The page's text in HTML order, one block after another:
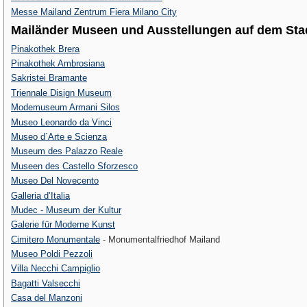
Messe Mailand Zentrum Fiera Milano City
Mailänder Museen und Ausstellungen auf dem
Pinakothek Brera
Pinakothek Ambrosiana
Sakristei Bramante
Triennale Disign Museum
Modemuseum Armani Silos
Museo Leonardo da Vinci
Museo d´Arte e Scienza
Museum des Palazzo Reale
Museen des Castello Sforzesco
Museo Del Novecento
Galleria d’Italia
Mudec - Museum der Kultur
Galerie für Moderne Kunst
Cimitero Monumentale - Monumentalfriedhof Mailand
Museo Poldi Pezzoli
Villa Necchi Campiglio
Bagatti Valsecchi
Casa del Manzoni